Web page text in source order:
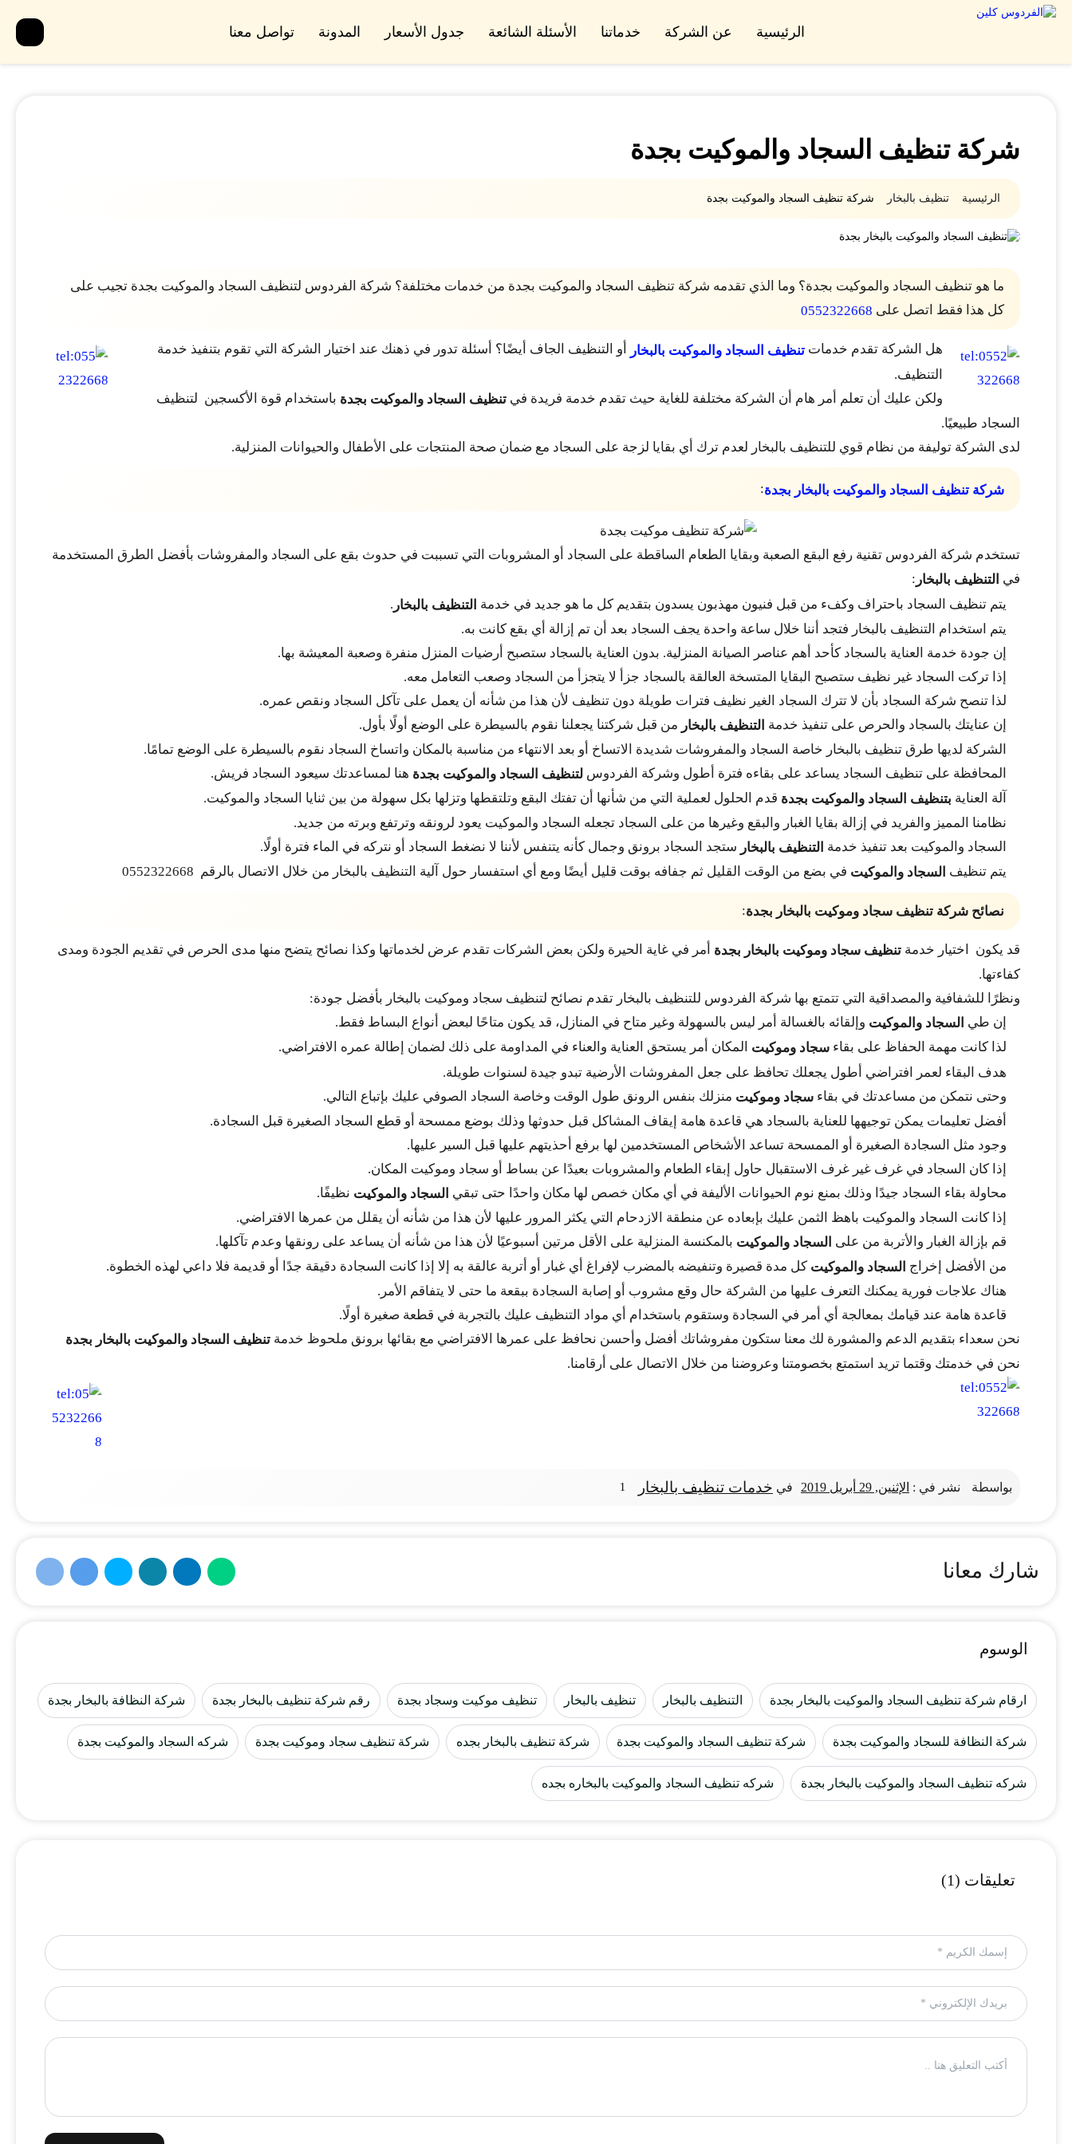
الرئيسية عن الشركة خدماتنا الأسئلة الشائعة جدول الأسعار المدونة تواصل معنا
شركة تنظيف السجاد والموكيت بجدة
الرئيسية تنظيف بالبخار شركة تنظيف السجاد والموكيت بجدة
ما هو تنظيف السجاد والموكيت بجدة؟ وما الذي تقدمه شركة تنظيف السجاد والموكيت بجدة من خدمات مختلفة؟ شركة الفردوس لتنظيف السجاد والموكيت بجدة تجيب على
كل هذا فقط اتصل على 0552322668
هل الشركة تقدم خدمات تنظيف السجاد والموكيت بالبخار
أو التنظيف الجاف أيضًا؟ أسئلة تدور في ذهنك عند اختيار الشركة التي تقوم بتنفيذ خدمة
التنظيف.
ولكن عليك أن تعلم أمر هام أن الشركة مختلفة للغاية حيث تقدم خدمة فريدة في تنظيف السجاد والموكيت بجدة باستخدام قوة الأكسجين لتنظيف
السجاد طبيعيًا.
لدى الشركة توليفة من نظام قوي للتنظيف بالبخار لعدم ترك أي بقايا لزجة على السجاد مع ضمان صحة المنتجات على الأطفال والحيوانات المنزلية.
شركة تنظيف السجاد والموكيت بالبخار بجدة:
تستخدم شركة الفردوس تقنية رفع البقع الصعبة وبقايا الطعام الساقطة على السجاد أو المشروبات التي تسببت في حدوث بقع على السجاد والمفروشات بأفضل الطرق المستخدمة
في التنظيف بالبخار :
يتم تنظيف السجاد باحتراف وكفء من قبل فنيون مهذبون يسدون بتقديم كل ما هو جديد في خدمة التنظيف بالبخار .
يتم استخدام التنظيف بالبخار فتجد أننا خلال ساعة واحدة يجف السجاد بعد أن تم إزالة أي بقع كانت به.
إن جودة خدمة العناية بالسجاد كأحد أهم عناصر الصيانة المنزلية. بدون العناية بالسجاد ستصبح أرضيات المنزل منفرة وصعبة المعيشة بها.
إذا تركت السجاد غير نظيف ستصبح البقايا المتسخة العالقة بالسجاد جزأ لا يتجزأ من السجاد وصعب التعامل معه.
لذا تنصح شركة السجاد بأن لا تترك السجاد الغير نظيف فترات طويلة دون تنظيف لأن هذا من شأنه أن يعمل على تآكل السجاد ونقص عمره.
إن عنايتك بالسجاد والحرص على تنفيذ خدمة التنظيف بالبخار من قبل شركتنا يجعلنا نقوم بالسيطرة على الوضع أولًا بأول.
الشركة لديها طرق تنظيف بالبخار خاصة السجاد والمفروشات شديدة الاتساخ أو بعد الانتهاء من مناسبة بالمكان واتساخ السجاد نقوم بالسيطرة على الوضع تمامًا.
المحافظة على تنظيف السجاد يساعد على بقاءه فترة أطول وشركة الفردوس لتنظيف السجاد والموكيت بجدة هنا لمساعدتك سيعود السجاد فريش.
آلة العناية بتنظيف السجاد والموكيت بجدة قدم الحلول لعملية التي من شأنها أن تفتك البقع وتلتقطها وتزلها بكل سهولة من بين ثنايا السجاد والموكيت.
نظامنا المميز والفريد في إزالة بقايا الغبار والبقع وغيرها من على السجاد تجعله السجاد والموكيت يعود لرونقه وترتفع وبرته من جديد.
السجاد والموكيت بعد تنفيذ خدمة التنظيف بالبخار ستجد السجاد برونق وجمال كأنه يتنفس لأننا لا نضغط السجاد أو نتركه في الماء فترة أولًا.
يتم تنظيف السجاد والموكيت في بضع من الوقت القليل ثم جفافه بوقت قليل أيضًا ومع أي استفسار حول آلية التنظيف بالبخار من خلال الاتصال بالرقم 0552322668
نصائح شركة تنظيف سجاد وموكيت بالبخار بجدة:
قد يكون اختيار خدمة تنظيف سجاد وموكيت بالبخار بجدة أمر في غاية الحيرة ولكن بعض الشركات تقدم عرض لخدماتها وكذا نصائح يتضح منها مدى الحرص في تقديم الجودة ومدى
كفاءتها.
ونظرًا للشفافية والمصداقية التي تتمتع بها شركة الفردوس للتنظيف بالبخار تقدم نصائح لتنظيف سجاد وموكيت بالبخار بأفضل جودة:
إن طي السجاد والموكيت وإلقائه بالغسالة أمر ليس بالسهولة وغير متاح في المنازل، قد يكون متاحًا لبعض أنواع البساط فقط.
لذا كانت مهمة الحفاظ على بقاء سجاد وموكيت المكان أمر يستحق العناية والعناء في المداومة على ذلك لضمان إطالة عمره الافتراضي.
هدف البقاء لعمر افتراضي أطول يجعلك تحافظ على جعل المفروشات الأرضية تبدو جيدة لسنوات طويلة.
وحتى نتمكن من مساعدتك في بقاء سجاد وموكيت منزلك بنفس الرونق طول الوقت وخاصة السجاد الصوفي عليك بإتباع التالي.
أفضل تعليمات يمكن توجيهها للعناية بالسجاد هي قاعدة هامة إيقاف المشاكل قبل حدوثها وذلك بوضع ممسحة أو قطع السجاد الصغيرة قبل السجادة.
وجود مثل السجادة الصغيرة أو الممسحة تساعد الأشخاص المستخدمين لها برفع أحذيتهم عليها قبل السير عليها.
إذا كان السجاد في غرف غير غرف الاستقبال حاول إبقاء الطعام والمشروبات بعيدًا عن بساط أو سجاد وموكيت المكان.
محاولة بقاء السجاد جيدًا وذلك بمنع نوم الحيوانات الأليفة في أي مكان خصص لها مكان واحدًا حتى تبقي السجاد والموكيت نظيفًا.
إذا كانت السجاد والموكيت باهظ الثمن عليك بإبعاده عن منطقة الازدحام التي يكثر المرور عليها لأن هذا من شأنه أن يقلل من عمرها الافتراضي.
قم بإزالة الغبار والأتربة من على السجاد والموكيت بالمكنسة المنزلية على الأقل مرتين أسبوعيًا لأن هذا من شأنه أن يساعد على رونقها وعدم تآكلها.
من الأفضل إخراج السجاد والموكيت كل مدة قصيرة وتنفيضه بالمضرب لإفراغ أي غبار أو أتربة عالقة به إلا إذا كانت السجادة دقيقة جدًا أو قديمة فلا داعي لهذه الخطوة.
هناك علاجات فورية يمكنك التعرف عليها من الشركة حال وقع مشروب أو إصابة السجادة ببقعة ما حتى لا يتفاقم الأمر.
قاعدة هامة عند قيامك بمعالجة أي أمر في السجادة وستقوم باستخدام أي مواد التنظيف عليك بالتجربة في قطعة صغيرة أولًا.
نحن سعداء بتقديم الدعم والمشورة لك معنا ستكون مفروشاتك أفضل وأحسن نحافظ على عمرها الافتراضي مع بقائها برونق ملحوظ خدمة تنظيف السجاد والموكيت بالبخار بجدة
نحن في خدمتك وقتما تريد استمتع بخصومتنا وعروضنا من خلال الاتصال على أرقامنا.
بواسطة نشر في : الإثنين, 29 أبريل 2019 في خدمات تنظيف بالبخار 1
شارك معانا
الوسوم
ارقام شركة تنظيف السجاد والموكيت بالبخار بجدة التنظيف بالبخار تنظيف بالبخار تنظيف موكيت وسجاد بجدة رقم شركة تنظيف بالبخار بجدة شركة النظافة بالبخار بجدة
شركة النظافة للسجاد والموكيت بجدة شركة تنظيف السجاد والموكيت بجدة شركة تنظيف بالبخار بجده شركة تنظيف سجاد وموكيت بجدة شركه السجاد والموكيت بجدة
شركه تنظيف السجاد والموكيت بالبخار بجدة شركه تنظيف السجاد والموكيت بالبخاره بجده
تعليقات (1)